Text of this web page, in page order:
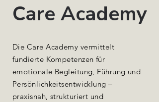
Care Academy
Die Care Academy vermittelt
fundierte Kompetenzen für
emotionale Begleitung, Führung und
Persönlichkeitsentwicklung –
praxisnah, strukturiert und